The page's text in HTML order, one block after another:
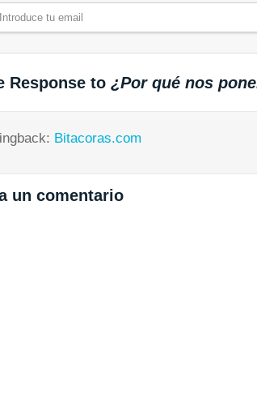
Response to ¿Por qué nos
Bitacoras.com
un comentario